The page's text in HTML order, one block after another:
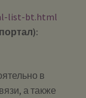
list-bt.html
в
а также